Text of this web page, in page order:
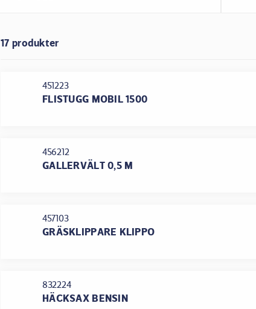
17 produkter
451223
FLISTUGG MOBIL 1500
456212
GALLERVÄLT 0,5 M
457103
GRÄSKLIPPARE KLIPPO
832224
HÄCKSAX BENSIN